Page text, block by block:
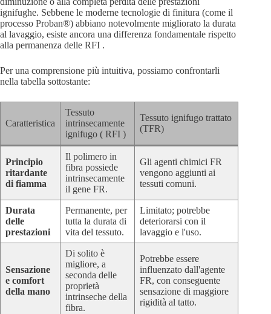
ignifughe. Sebbene le moderne tecnologie di finitura (come il
processo Proban®) abbiano notevolmente migliorato la durata
al lavaggio, esiste ancora una differenza fondamentale rispetto
alla permanenza delle RFI .
Per una comprensione più intuitiva, possiamo confrontarli
nella tabella sottostante:
Caratteristica
Tessuto
intrinsecamente
ignifugo ( RFI )
Tessuto ignifugo trattato
(TFR)
Principio
ritardante
di fiamma
Il polimero in
fibra possiede
intrinsecamente
il gene FR.
Gli agenti chimici FR
vengono aggiunti ai
tessuti comuni.
Durata
delle
prestazioni
Permanente, per
tutta la durata di
vita del tessuto.
Limitato; potrebbe
deteriorarsi con il
lavaggio e l'uso.
Sensazione
e comfort
della mano
Di solito è
migliore, a
seconda delle
proprietà
intrinseche della
fibra.
Potrebbe essere
influenzato dall'agente
FR, con conseguente
sensazione di maggiore
rigidità al tatto.